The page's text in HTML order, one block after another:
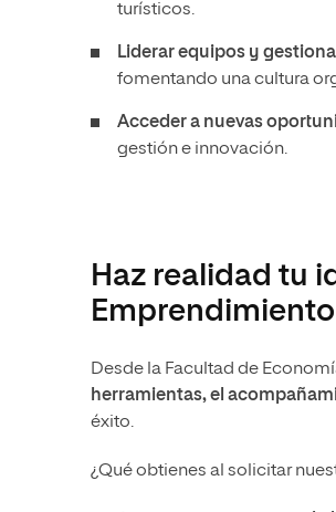
turísticos.
Liderar equipos y
fomentando una cultura
Acceder a nuevas
gestión e innovación.
Haz realidad tu
Desde la Facultad de
herramientas, el
éxito.
¿Qué obtienes al solicitar